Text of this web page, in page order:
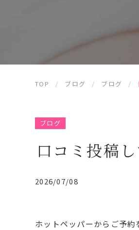
TOP / ブログ / ブログ /
ブログ
口コミ投稿
2026/07/08
ホットペッパーからご予